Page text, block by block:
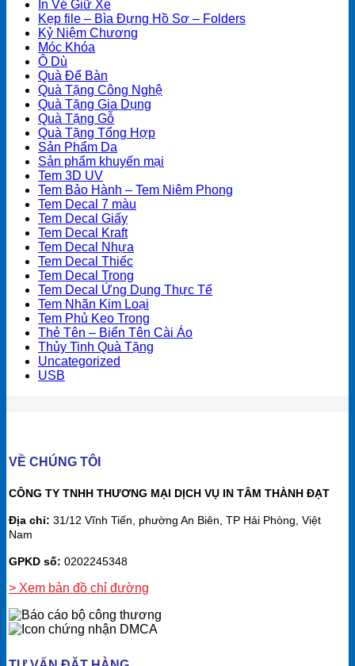
In Vé Giữ Xe
Kẹp file – Bìa Đựng Hồ Sơ – Folders
Kỷ Niệm Chương
Móc Khóa
Ô Dù
Quà Để Bàn
Quà Tặng Công Nghệ
Quà Tặng Gia Dụng
Quà Tặng Gỗ
Quà Tặng Tổng Hợp
Sản Phẩm Da
Sản phẩm khuyến mại
Tem 3D UV
Tem Bảo Hành – Tem Niêm Phong
Tem Decal 7 màu
Tem Decal Giấy
Tem Decal Kraft
Tem Decal Nhựa
Tem Decal Thiếc
Tem Decal Trong
Tem Decal Ứng Dụng Thực Tế
Tem Nhãn Kim Loại
Tem Phủ Keo Trong
Thẻ Tên – Biển Tên Cài Áo
Thủy Tinh Quà Tặng
Uncategorized
USB
VỀ CHÚNG TÔI
CÔNG TY TNHH THƯƠNG MẠI DỊCH VỤ IN TÂM THÀNH ĐẠT
Địa chỉ: 31/12 Vĩnh Tiến, phường An Biên, TP Hải Phòng, Việt
Nam
GPKD số: 0202245348
> Xem bản đồ chỉ đường